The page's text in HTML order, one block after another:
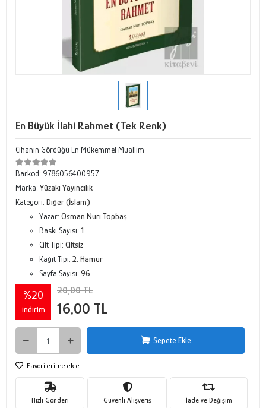
En Büyük İlahi Rahmet (Tek Renk)
Cihanın Gördüğü En Mükemmel Muallim
Barkod: 9786056400957
Marka: Yüzakı Yayıncılık
Kategori: Diğer (İslam)
Yazar: Osman Nuri Topbaş
Baskı Sayısı: 1
Cilt Tipi: Ciltsiz
Kağıt Tipi: 2. Hamur
Sayfa Sayısı: 96
%20
indirim
20,00 TL
16,00 TL
Sepete Ekle
Favorilerime ekle
Hızlı Gönderi Güvenli Alışveriş İade ve Değişim